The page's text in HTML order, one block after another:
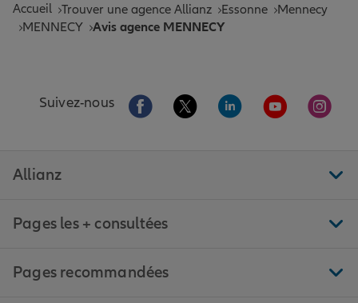
Accueil Trouver une agence Allianz Essonne
Mennecy
MENNECY Avis agence MENNECY
Suivez-nous Aller sur la page Facebook de Allianz
Aller sur la page Twitter de
Aller sur la page
Aller sur la
Aller
Allianz
Pages les + consultées
Pages recommandées